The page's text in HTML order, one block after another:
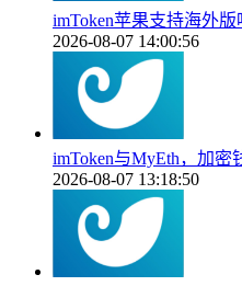
imToken苹果支持海外
2026-08-07 14:00:56
imToken与MyEth，加
2026-08-07 13:18:50